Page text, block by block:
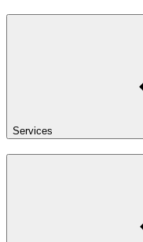
Services